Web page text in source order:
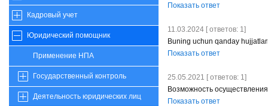
Кадровый учет
Юридический помощник
Применение НПА
Государственный контроль
Деятельность юридических лиц
Показать ответ
11.03.2024 [ ответов: 1]
Buning uchun qanday
Показать ответ
25.05.2021 [ ответов: 1]
Возможность
Показать ответ